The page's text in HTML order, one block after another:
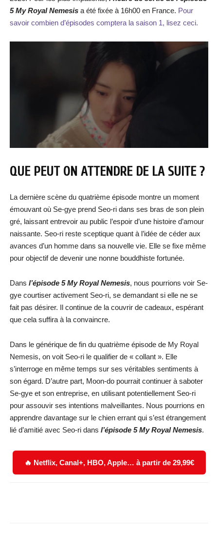
5 My Royal Nemesis a été fixée à 16h00 en France. Pour
savoir combien d’épisodes comptera la saison 1, lisez ceci.
QUE PEUT ON ATTENDRE DE LA SUITE ?
La dernière scène du quatrième épisode montre un moment
émouvant où Se-gye prend Seo-ri dans ses bras de son plein
gré, laissant entrevoir au public l’espoir d’une histoire d’amour
naissante. Seo-ri reste sceptique quant à l’idée de céder aux
avances d’un homme dans sa nouvelle vie. Elle se fixe même
pour objectif de devenir une nonne bouddhiste fortunée.
Dans l’épisode 5 My Royal Nemesis, nous pourrions voir Se-
gye courtiser activement Seo-ri, se demandant si elle ne se
fait pas désirer. Il continue de la couvrir de cadeaux, espérant
que cela suffira à la convaincre.
Dans le générique de fin du quatrième épisode de My Royal
Nemesis, on voit Seo-ri le qualifier de « collant ». Elle
s’interroge en même temps sur ses véritables sentiments à
son égard. D’autre part, Moon-do pourrait continuer à saboter
Se-gye et son entreprise, en utilisant potentiellement Seo-ri
pour assouvir ses intentions malveillantes. Nous pourrions en
apprendre davantage sur le chien errant qui s’est étrangement
lié d’amitié avec Seo-ri dans l’épisode 5 My Royal Nemesis.
🔥 Netflix, Canal+, HBO, Apple… à partir de 29,99€